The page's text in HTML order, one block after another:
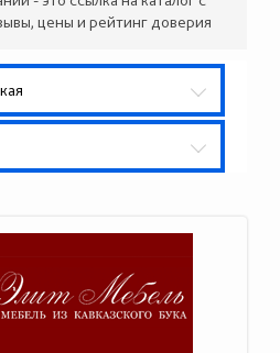
цены и рейтинг доверия